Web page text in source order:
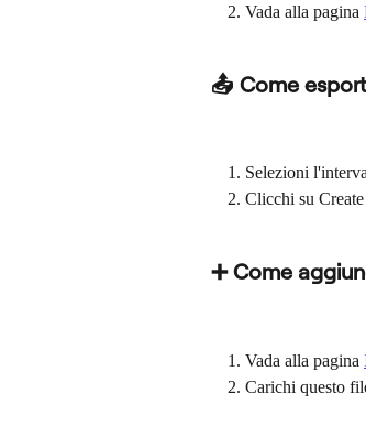
Vada alla pagina
📤 Come
Selezioni
Clicchi su
➕ Come
Vada alla pagina
Carichi questo